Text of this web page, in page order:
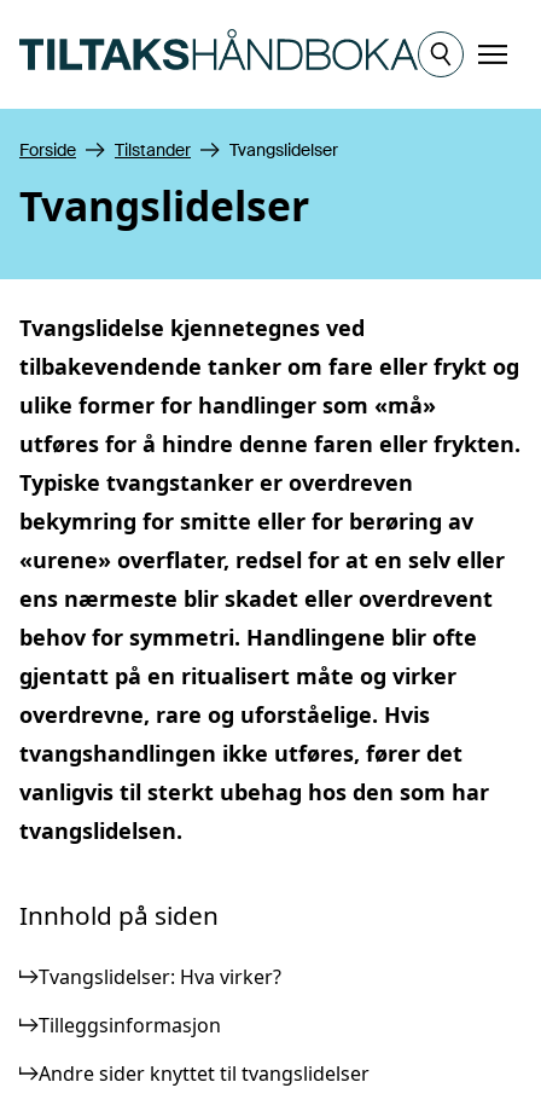
Meny
Forside Tilstander Tvangslidelser
Tvangslidelser
Tvangslidelse kjennetegnes ved
tilbakevendende tanker om fare eller frykt og
ulike former for handlinger som «må»
utføres for å hindre denne faren eller frykten.
Typiske tvangstanker er overdreven
bekymring for smitte eller for berøring av
«urene» overflater, redsel for at en selv eller
ens nærmeste blir skadet eller overdrevent
behov for symmetri. Handlingene blir ofte
gjentatt på en ritualisert måte og virker
overdrevne, rare og uforståelige. Hvis
tvangshandlingen ikke utføres, fører det
vanligvis til sterkt ubehag hos den som har
tvangslidelsen.
Innhold på siden
Tvangslidelser: Hva virker?
Tilleggsinformasjon
Andre sider knyttet til tvangslidelser